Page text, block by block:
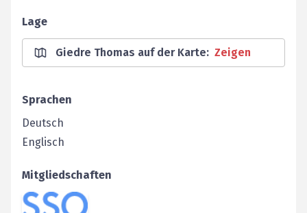
Lage
Giedre Thomas auf der Karte: Zeigen
Sprachen
Deutsch
Englisch
Mitgliedschaften